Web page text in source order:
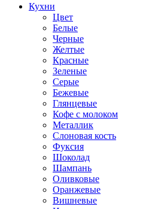
Кухни
Цвет
Белые
Черные
Желтые
Красные
Зеленые
Серые
Бежевые
Глянцевые
Кофе с молоком
Металлик
Слоновая кость
Фуксия
Шоколад
Шампань
Оливковые
Оранжевые
Вишневые